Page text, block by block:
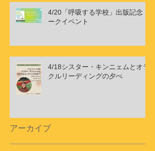
4/20「呼吸する学校」出版記念ト
ークイベント
4/18シスター・キンニェムとオラ
クルリーディングの夕べ
アーカイブ